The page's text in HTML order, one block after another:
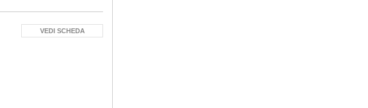
VEDI SCHEDA